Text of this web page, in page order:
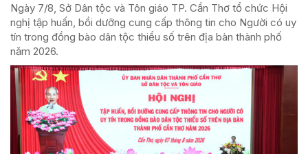
Ngày 7/8, Sở Dân tộc và Tôn giáo TP. Cần Thơ tổ chức Hội
nghị tập huấn, bồi dưỡng cung cấp thông tin cho Người có uy
tín trong đồng bào dân tộc thiểu số trên địa bàn thành phố
năm 2026.